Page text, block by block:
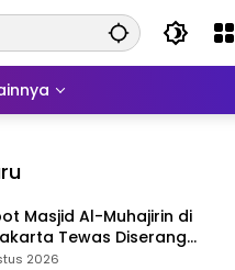
Masjid Al-Muhajirin di
Tewas Diserang
Salat Zuhur
2026